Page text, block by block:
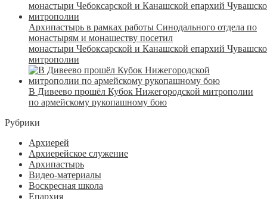
Архипастырь в рамках работы Синодального отдела по
монастырям и монашеству посетил
монастыри Чебоксарской и Канашской епархий
митрополии
В Дивеево прошёл Кубок Нижегородской митрополии
по армейскому рукопашному бою
Рубрики
Архиерей
Архиерейское служение
Архипастырь
Видео-материалы
Воскресная школа
Епархия